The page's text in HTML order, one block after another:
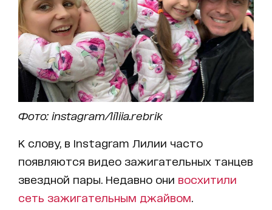
Фото: instagram/liliia.rebrik
К слову, в Instagram Лилии часто
появляются видео зажигательных танцев
звездной пары. Недавно они восхитили
сеть зажигательным джайвом